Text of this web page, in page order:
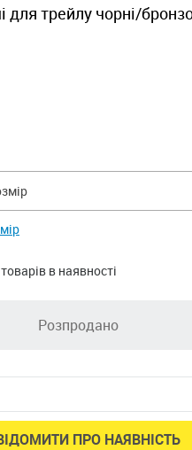
для трейлу чорні/
в наявності
Розпродано
ПРО НАЯВНІСТЬ